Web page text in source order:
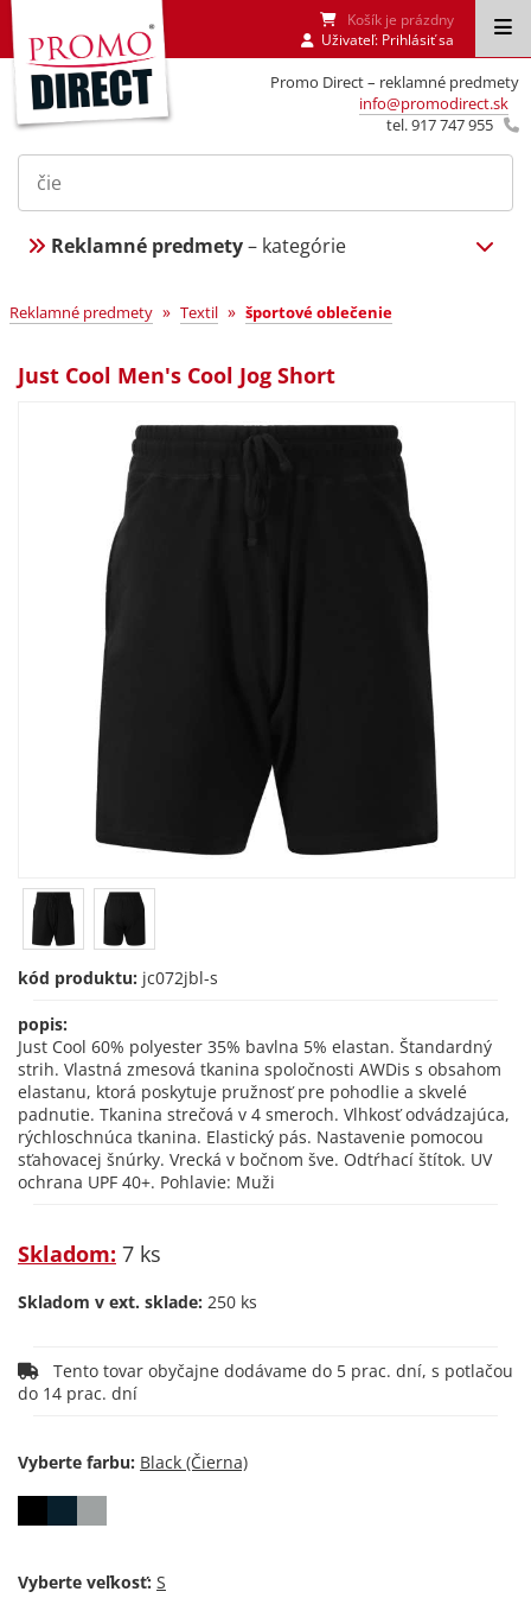
Promo Direct – reklamné predmety
info@promodirect.sk
tel. 917 747 955
Košík je prázdny
Uživateľ: Prihlásiť sa
Reklamné predmety– kategórie
Reklamné predmety » Textil » športové oblečenie
Just Cool Men's Cool Jog Short
kód produktu: jc072jbl-s
popis:
Just Cool 60% polyester 35% bavlna 5% elastan. Štandardný
strih. Vlastná zmesová tkanina spoločnosti AWDis s obsahom
elastanu, ktorá poskytuje pružnosť pre pohodlie a skvelé
padnutie. Tkanina strečová v 4 smeroch. Vlhkosť odvádzajúca,
rýchloschnúca tkanina. Elastický pás. Nastavenie pomocou
sťahovacej šnúrky. Vrecká v bočnom šve. Odtŕhací štítok. UV
ochrana UPF 40+. Pohlavie: Muži
Skladom: 7 ks
Skladom v ext. sklade: 250 ks
do 14 prac. dní
Vyberte farbu:
Vyberte veľkosť: